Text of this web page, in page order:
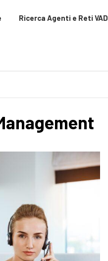
Ricerca Agenti e Reti VAD